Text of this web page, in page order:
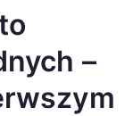
–